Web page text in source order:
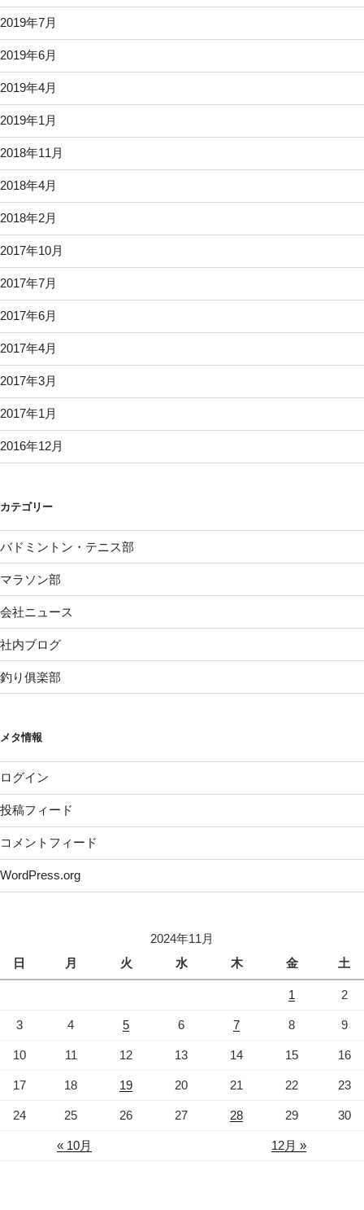
2019年7月
2019年6月
2019年4月
2019年1月
2018年11月
2018年4月
2018年2月
2017年10月
2017年7月
2017年6月
2017年4月
2017年3月
2017年1月
2016年12月
カテゴリー
バドミントン・テニス部
マラソン部
会社ニュース
社内ブログ
釣り俱楽部
メタ情報
ログイン
投稿フィード
コメントフィード
WordPress.org
2024年11月
日
月 火 水 木 金 土
« 10月 12月 »
1 2
3 4 5 6 7 8 9
10 11 12 13 14 15 16
17 18 19 20 21 22 23
24 25 26 27 28 29 30